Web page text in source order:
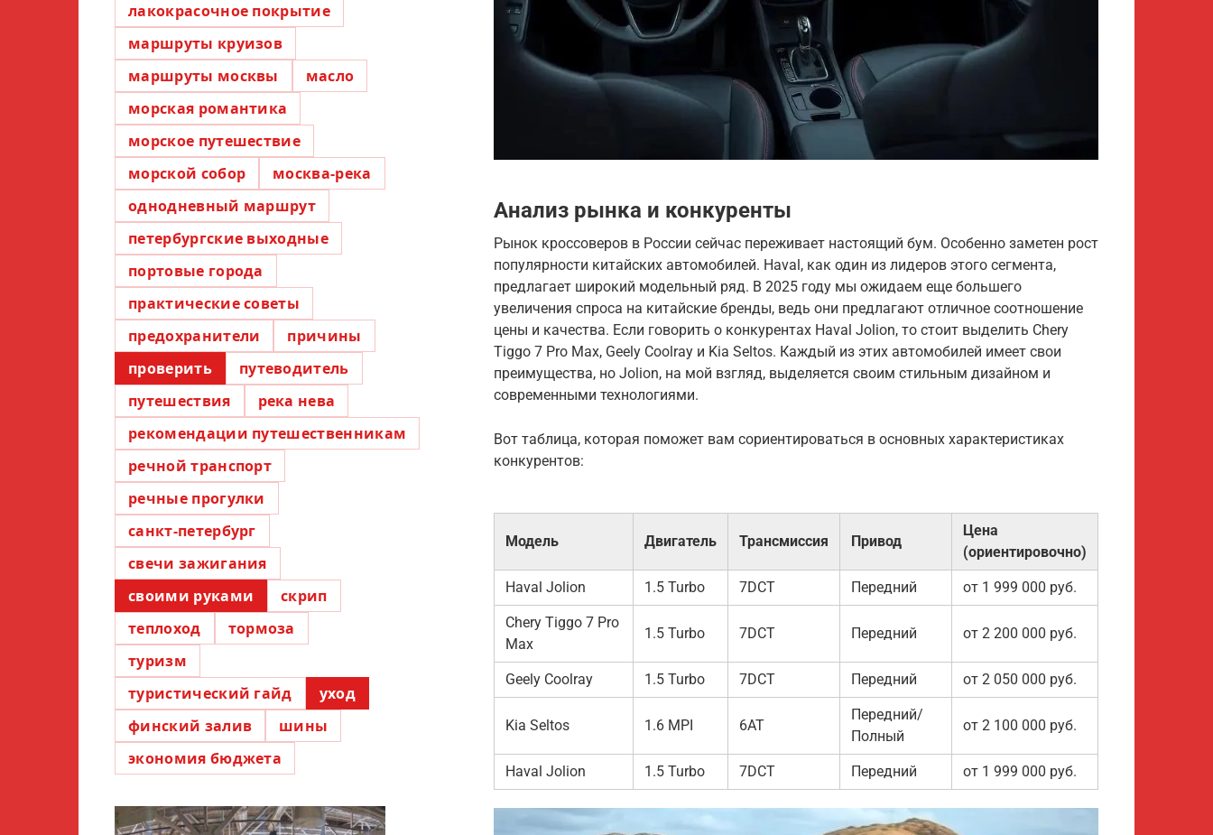
Анализ рынка и конкуренты
Рынок кроссоверов в России сейчас переживает настоящий бум. Особенно заметен рост
популярности китайских автомобилей. Haval, как один из лидеров этого сегмента,
предлагает широкий модельный ряд. В 2025 году мы ожидаем еще большего
увеличения спроса на китайские бренды, ведь они предлагают отличное соотношение
цены и качества. Если говорить о конкурентах Haval Jolion, то стоит выделить Chery
Tiggo 7 Pro Max, Geely Coolray и Kia Seltos. Каждый из этих автомобилей имеет свои
преимущества, но Jolion, на мой взгляд, выделяется своим стильным дизайном и
современными технологиями.
Вот таблица, которая поможет вам сориентироваться в основных характеристиках
конкурентов:
Модель Двигатель Трансмиссия Привод
Цена
(ориентировочно)
Haval Jolion 1.5 Turbo 7DCT Передний от 1 999 000 руб.
Chery Tiggo 7 Pro
Max
1.5 Turbo 7DCT Передний от 2 200 000 руб.
Geely Coolray 1.5 Turbo 7DCT Передний от 2 050 000 руб.
Kia Seltos 1.6 MPI 6AT
Передний/
Полный
от 2 100 000 руб.
Haval Jolion 1.5 Turbo 7DCT Передний от 1 999 000 руб.
лакокрасочное покрытие
маршруты круизов
маршруты москвы
масло
морская романтика
морское путешествие
морской собор
москва-река
однодневный маршрут
петербургские выходные
портовые города
практические советы
предохранители
причины
проверить
путеводитель
путешествия
река нева
рекомендации путешественникам
речной транспорт
речные прогулки
санкт-петербург
свечи зажигания
своими руками
скрип
теплоход
тормоза
туризм
туристический гайд
уход
финский залив
шины
экономия бюджета